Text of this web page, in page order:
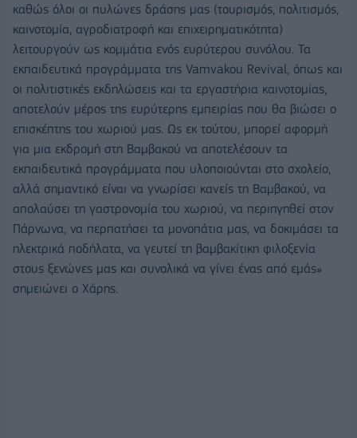
καθώς όλοι οι πυλώνες δράσης μας (τουρισμός, πολιτισμός,
καινοτομία, αγροδιατροφή και επιχειρηματικότητα)
λειτουργούν ως κομμάτια ενός ευρύτερου συνόλου. Τα
εκπαιδευτικά προγράμματα της Vamvakou Revival, όπως και
οι πολιτιστικές εκδηλώσεις και τα εργαστήρια καινοτομίας,
αποτελούν μέρος της ευρύτερης εμπειρίας που θα βιώσει ο
επισκέπτης του χωριού μας. Ως εκ τούτου, μπορεί αφορμή
για μια εκδρομή στη Βαμβακού να αποτελέσουν τα
εκπαιδευτικά προγράμματα που υλοποιούνται στο σχολείο,
αλλά σημαντικό είναι να γνωρίσει κανείς τη Βαμβακού, να
απολαύσει τη γαστρονομία του χωριού, να περιηγηθεί στον
Πάρνωνα, να περπατήσει τα μονοπάτια μας, να δοκιμάσει τα
ηλεκτρικά ποδήλατα, να γευτεί τη βαμβακίτικη φιλοξενία
στους ξενώνες μας και συνολικά να γίνει ένας από εμάς»
σημειώνει ο Χάρης.